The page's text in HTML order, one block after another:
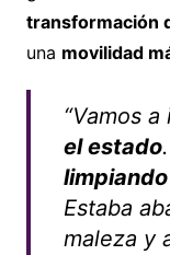
transformación
una movilidad
“Vamos
el estado
Estaba
maleza y